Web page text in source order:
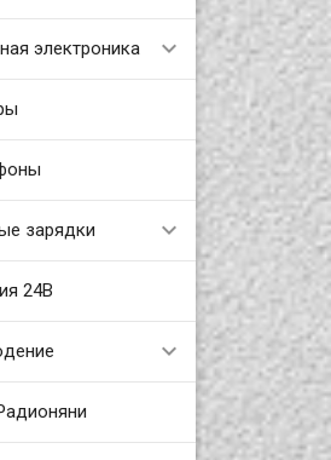
электроника
зарядки
24В